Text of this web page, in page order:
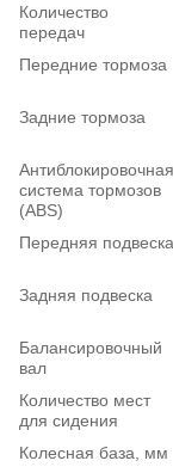
Количество
передач
Передние тормоза
Задние тормоза
Антиблокировочная
система тормозов
(ABS)
Передняя подвеска
Задняя подвеска
Балансировочный
вал
Количество мест
для сидения
Колесная база, мм